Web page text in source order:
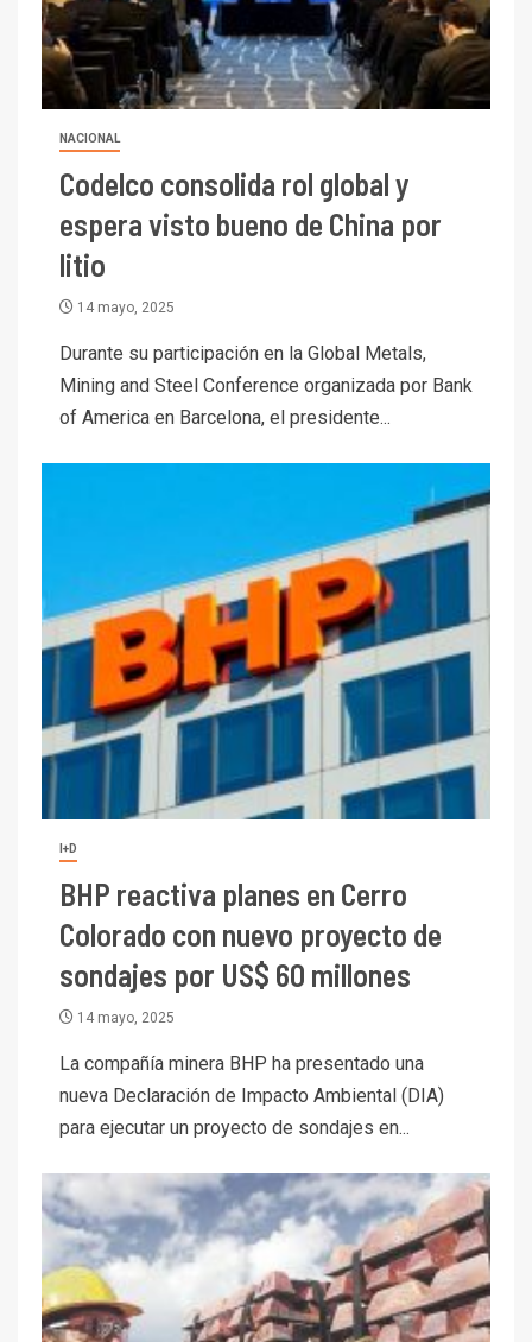
NACIONAL
Codelco consolida rol global y
espera visto bueno de China por
litio
14 mayo, 2025
Durante su participación en la Global Metals,
Mining and Steel Conference organizada por Bank
of America en Barcelona, el presidente...
I+D
BHP reactiva planes en Cerro
Colorado con nuevo proyecto de
sondajes por US$ 60 millones
14 mayo, 2025
La compañía minera BHP ha presentado una
nueva Declaración de Impacto Ambiental (DIA)
para ejecutar un proyecto de sondajes en...